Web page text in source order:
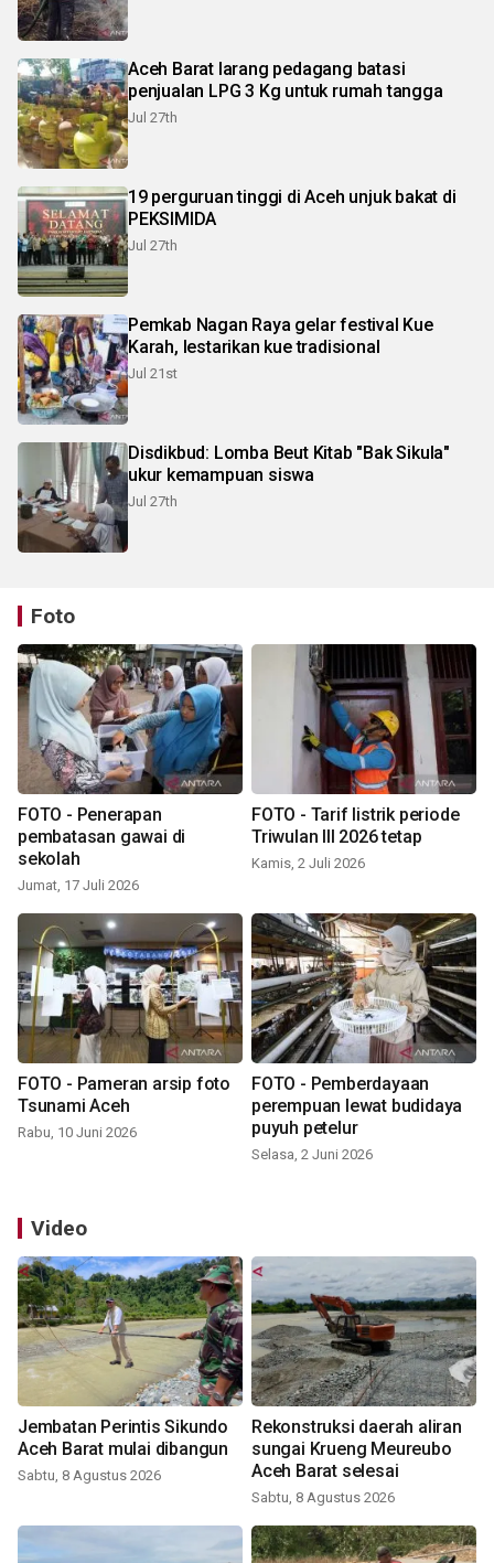
Aceh Barat larang pedagang batasi
penjualan LPG 3 Kg untuk rumah tangga
Jul 27th
19 perguruan tinggi di Aceh unjuk bakat di
PEKSIMIDA
Jul 27th
Pemkab Nagan Raya gelar festival Kue
Karah, lestarikan kue tradisional
Jul 21st
Disdikbud: Lomba Beut Kitab "Bak Sikula"
ukur kemampuan siswa
Jul 27th
Foto
FOTO - Penerapan
pembatasan gawai di
sekolah
Jumat, 17 Juli 2026
FOTO - Tarif listrik periode
Triwulan III 2026 tetap
Kamis, 2 Juli 2026
FOTO - Pameran arsip foto
Tsunami Aceh
Rabu, 10 Juni 2026
FOTO - Pemberdayaan
perempuan lewat budidaya
puyuh petelur
Selasa, 2 Juni 2026
Video
Jembatan Perintis Sikundo
Aceh Barat mulai dibangun
Sabtu, 8 Agustus 2026
Rekonstruksi daerah aliran
sungai Krueng Meureubo
Aceh Barat selesai
Sabtu, 8 Agustus 2026